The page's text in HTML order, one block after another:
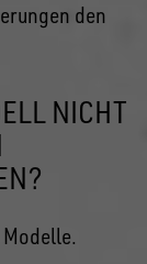
den
NICHT